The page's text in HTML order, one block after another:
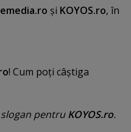
şi KOYOS.ro, în
! Cum poţi câştiga
pentruKOYOS.ro.